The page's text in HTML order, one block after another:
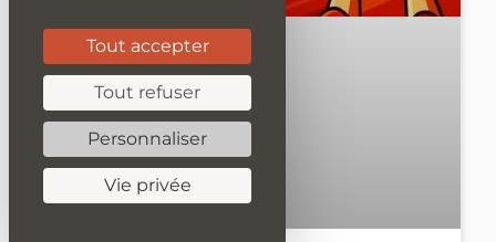
Tout accepter
Tout refuser
Personnaliser
Vie privée